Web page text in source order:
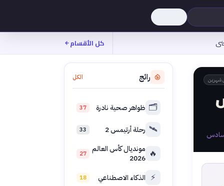
كل الأقسام
شهرين رائج الكل
🗂️ ظواهر صحية نادرة 37
🛰️ رحلة أرتيمس 2 33
🔥 مونديال كأس العالم
2026
27
⚡ الذكاء الاصطناعي 18